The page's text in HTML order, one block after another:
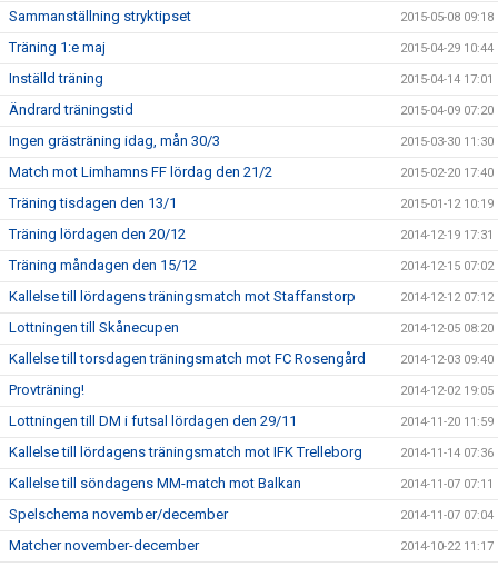
Sammanställning stryktipset 2015-05-08 09:18
Träning 1:e maj 2015-04-29 10:44
Inställd träning 2015-04-14 17:01
Ändrard träningstid 2015-04-09 07:20
Ingen grästräning idag, mån 30/3 2015-03-30 11:30
Match mot Limhamns FF lördag den 21/2 2015-02-20 17:40
Träning tisdagen den 13/1 2015-01-12 10:19
Träning lördagen den 20/12 2014-12-19 17:31
Träning måndagen den 15/12 2014-12-15 07:02
Kallelse till lördagens träningsmatch mot Staffanstorp 2014-12-12 07:12
Lottningen till Skånecupen 2014-12-05 08:20
Kallelse till torsdagen träningsmatch mot FC Rosengård 2014-12-03 09:40
Provträning! 2014-12-02 19:05
Lottningen till DM i futsal lördagen den 29/11 2014-11-20 11:59
Kallelse till lördagens träningsmatch mot IFK Trelleborg 2014-11-14 07:36
Kallelse till söndagens MM-match mot Balkan 2014-11-07 07:11
Spelschema november/december 2014-11-07 07:04
Matcher november-december 2014-10-22 11:17